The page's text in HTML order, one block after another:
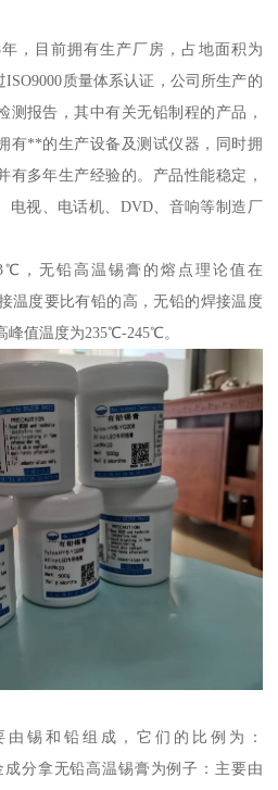
，目前拥有生产厂房，占地面积为
质量体系认证，公司所生产的
测报告，其中有关无铅制程的产品，
有**的生产设备及测试仪器，同时拥
有多年生产经验的。产品性能稳定，
电视、电话机、DVD、音响等制造厂
，无铅高温锡膏的熔点理论值在
温度要比有铅的高，无铅的焊接温度
峰值温度为235℃-245℃。
锡和铅组成，它们的比例为：
成分拿无铅高温锡膏为例子：主要由